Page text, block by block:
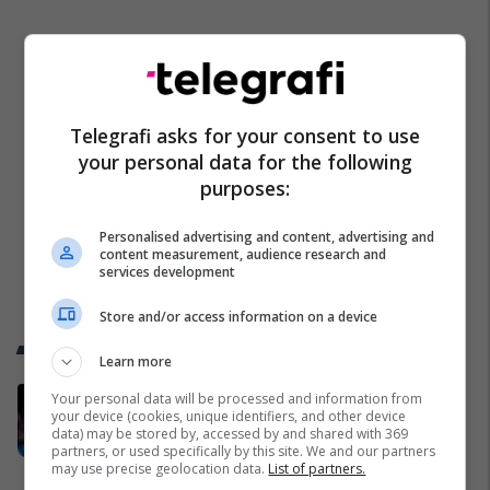
Trend Telegrafi
As Barcelona e as Dortmundi,
gjiganti gjerman e mbyllë
marrëveshjen për Fisnik Asllanin
Përfaqësueset
Telegrafi asks for your consent to use
your personal data for the following
purposes:
Personalised advertising and content, advertising and
content measurement, audience research and
services development
Store and/or access information on a device
Learn more
Your personal data will be processed and information from
your device (cookies, unique identifiers, and other device
data) may be stored by, accessed by and shared with 369
partners, or used specifically by this site. We and our partners
may use precise geolocation data. List of partners.